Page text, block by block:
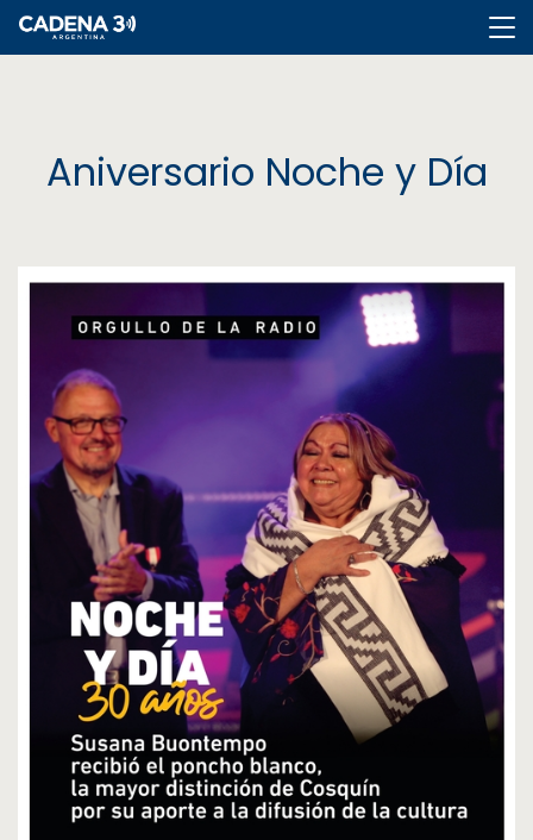
3
Cadena
Heat
La
Popu
Cosquín
Rock
MediaKit
Adherite
Aniversario Noche y Día